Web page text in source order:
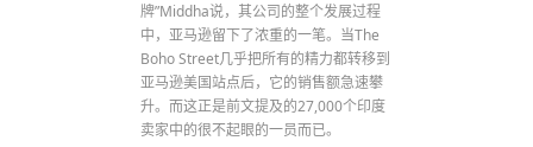
牌”Middha说，其公司的整个发展过程
中，亚马逊留下了浓重的一笔。当The
Boho Street几乎把所有的精力都转移到
亚马逊美国站点后，它的销售额急速攀
升。而这正是前文提及的27,000个印度
卖家中的很不起眼的一员而已。